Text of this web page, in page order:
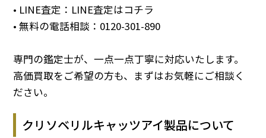
• LINE査定： LINE査定はコチラ
• 無料の電話相談： 0120-301-890
専門の鑑定士が、一点一点丁寧に対応いたします。
高価買取をご希望の方も、まずはお気軽にご相談く
ださい。
クリソベリルキャッツアイ製品について